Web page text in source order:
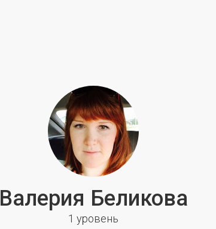
Валерия Беликова
1 уровень